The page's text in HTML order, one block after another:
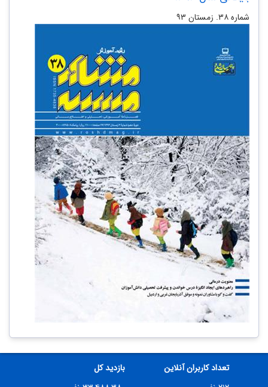
شماره ۳۸. زمستان ۹۳
تعداد کاربران آنلاین
بازدید کل